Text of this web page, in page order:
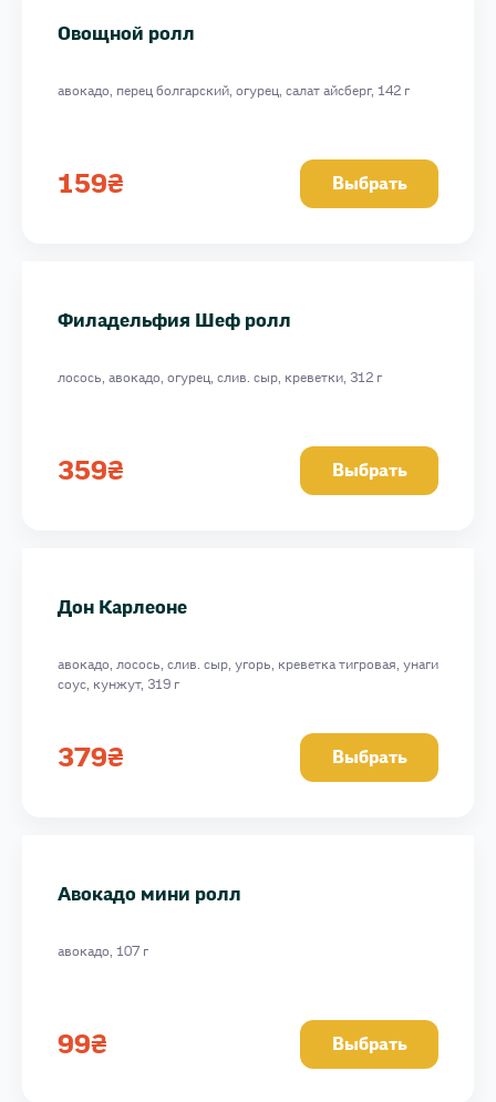
Овощной ролл
авокадо, перец болгарский, огурец, салат айсберг, 142 г
159₴ Выбрать
Филадельфия Шеф ролл
лосось, авокадо, огурец, слив. сыр, креветки, 312 г
359₴ Выбрать
Дон Карлеоне
авокадо, лосось, слив. сыр, угорь, креветка тигровая, унаги
соус, кунжут, 319 г
379₴ Выбрать
Авокадо мини ролл
авокадо, 107 г
99₴ Выбрать